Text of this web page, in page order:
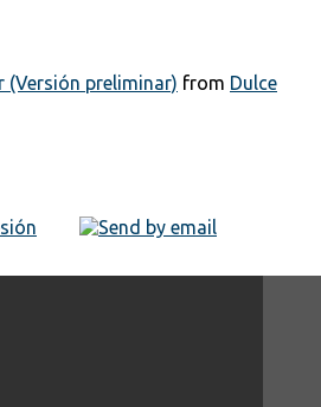
(Versión preliminar) from Dulce